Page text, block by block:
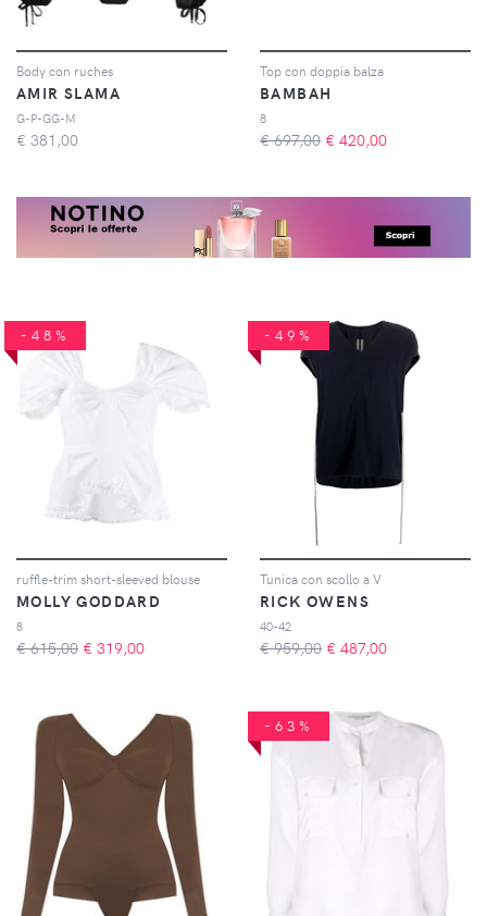
Body con ruches
AMIR SLAMA
G-P-GG-M
€ 381,00
Top con doppia balza
BAMBAH
8
€ 697,00 € 420,00
-48%
ruffle-trim short-sleeved blouse
MOLLY GODDARD
8
€ 615,00 € 319,00
-49%
Tunica con scollo a V
RICK OWENS
40-42
€ 959,00 € 487,00
-63%